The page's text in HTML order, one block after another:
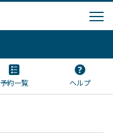
予約一覧 ヘルプ